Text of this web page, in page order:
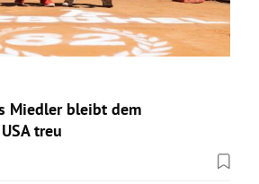
Miedler bleibt dem
treu